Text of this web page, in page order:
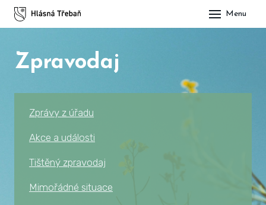
Menu
Zpravodaj
Zprávy z úřadu
Akce a události
Tištěný zpravodaj
Mimořádné situace